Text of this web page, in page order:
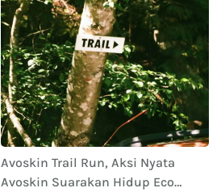
Avoskin Trail Run, Aksi Nyata
Avoskin Suarakan Hidup Eco